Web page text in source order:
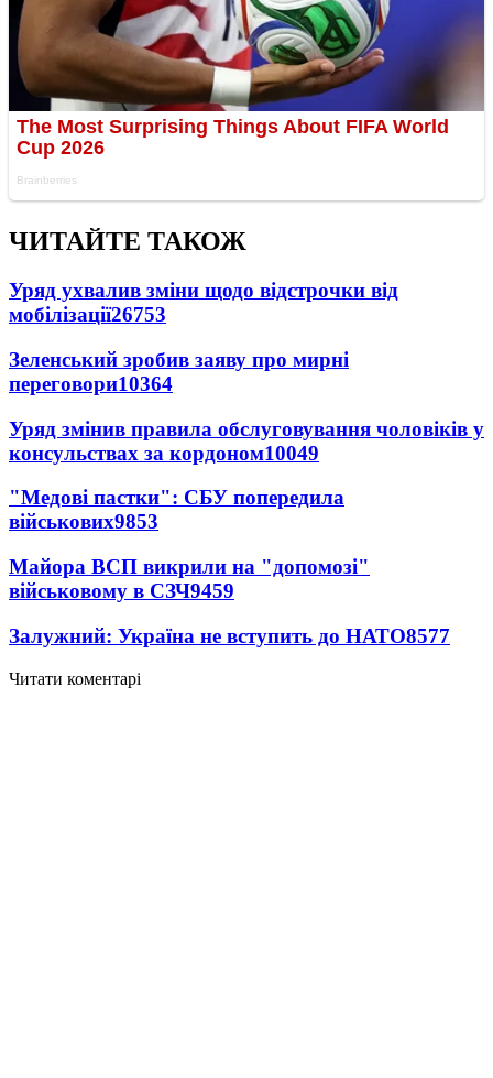
ЧИТАЙТЕ ТАКОЖ
Уряд ухвалив зміни щодо відстрочки від
мобілізації26753
Зеленський зробив заяву про мирні
переговори10364
Уряд змінив правила обслуговування чоловіків у
консульствах за кордоном10049
"Медові пастки": СБУ попередила
військових9853
Майора ВСП викрили на "допомозі"
військовому в СЗЧ9459
Залужний: Україна не вступить до НАТО8577
Читати коментарі